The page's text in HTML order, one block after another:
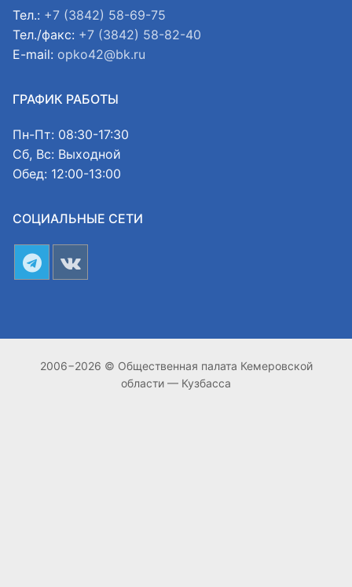
Тел.: +7 (3842) 58-69-75
Тел./факс: +7 (3842) 58-82-40
E-mail: opko42@bk.ru
ГРАФИК РАБОТЫ
Пн-Пт: 08:30-17:30
Сб, Вс: Выходной
Обед: 12:00-13:00
СОЦИАЛЬНЫЕ СЕТИ
2006−2026 © Общественная палата Кемеровской
области — Кузбасса